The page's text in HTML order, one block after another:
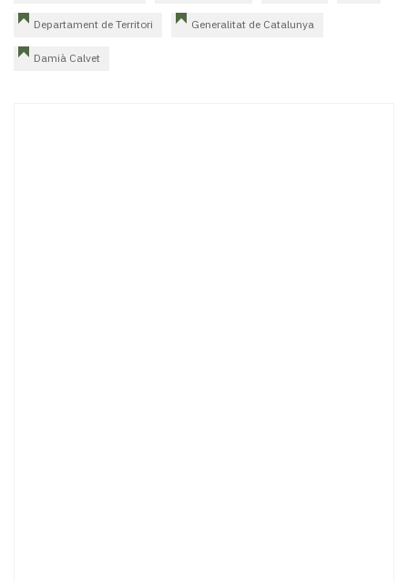
Departament de Territori Generalitat de Catalunya
Damià Calvet